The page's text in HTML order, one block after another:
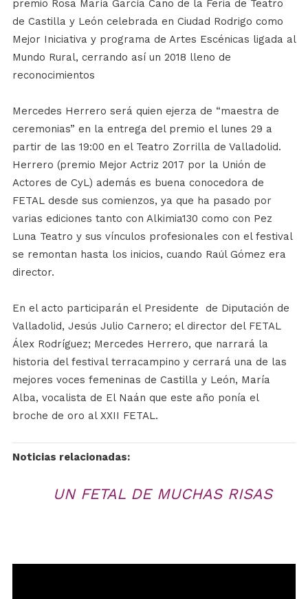
premio Rosa María García Cano de la Feria de Teatro
de Castilla y León celebrada en Ciudad Rodrigo como
Mejor Iniciativa y programa de Artes Escénicas ligada al
Mundo Rural, cerrando así un 2018 lleno de
reconocimientos
Mercedes Herrero será quien ejerza de “maestra de
ceremonias” en la entrega del premio el lunes 29 a
partir de las 19:00 en el Teatro Zorrilla de Valladolid.
Herrero (premio Mejor Actriz 2017 por la Unión de
Actores de CyL) además es buena conocedora de
FETAL desde sus comienzos, ya que ha pasado por
varias ediciones tanto con Alkimia130 como con Pez
Luna Teatro y sus vínculos profesionales con el festival
se remontan hasta los inicios, cuando Raúl Gómez era
director.
En el acto participarán el Presidente de Diputación de
Valladolid, Jesús Julio Carnero; el director del FETAL
Álex Rodríguez; Mercedes Herrero, que narrará la
historia del festival terracampino y cerrará una de las
mejores voces femeninas de Castilla y León, María
Alba, vocalista de El Naán que este año ponía el
broche de oro al XXII FETAL.
Noticias relacionadas:
UN FETAL DE MUCHAS RISAS